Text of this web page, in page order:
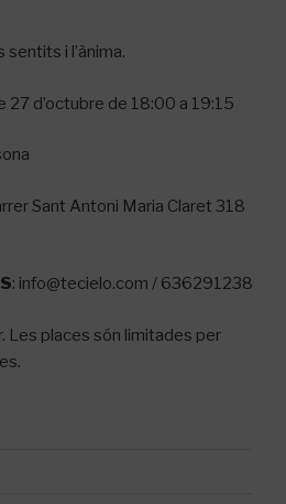
sentits i l’ànima.
27 d’octubre de 18:00 a 19:15
Sant Antoni Maria Claret 318
: info@tecielo.com / 636291238
Les places són limitades per